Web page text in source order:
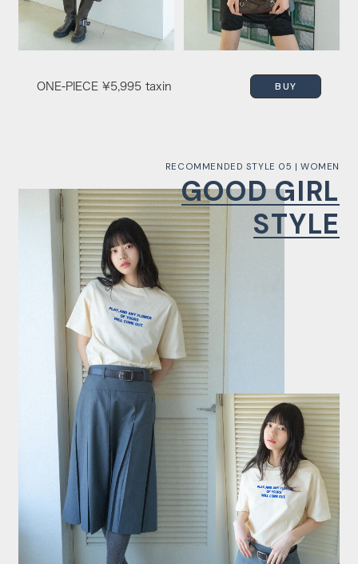
ONE-PIECE ¥5,995 taxin BUY
RECOMMENDED STYLE 05 | WOMEN
GOOD GIRL
STYLE